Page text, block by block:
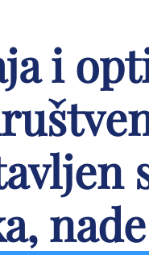
i